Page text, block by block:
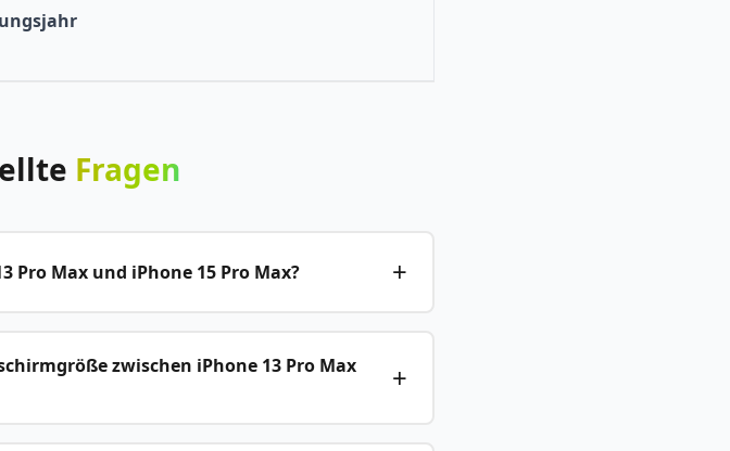
Fragen
Pro Max und iPhone 15 Pro Max?
zwischen iPhone 13 Pro Max